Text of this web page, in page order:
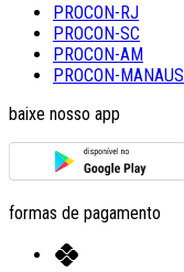
PROCON-RJ
PROCON-SC
PROCON-AM
PROCON-MANAUS
baixe nosso app
formas de pagamento